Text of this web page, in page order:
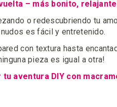
– más bonito,
o redescubriendo tu
es fácil y entretenido.
con textura hasta
pieza es igual a otra!
aventura DIY con